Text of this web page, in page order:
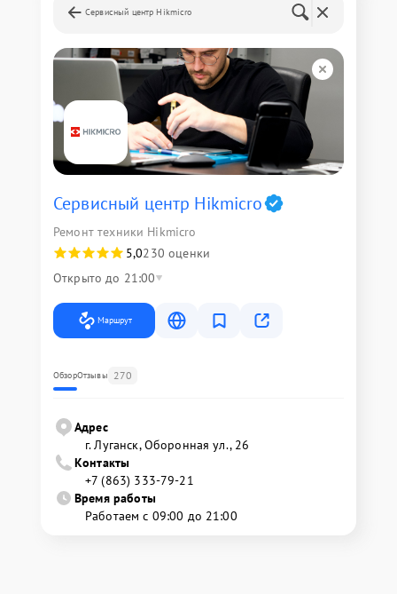
Сервисный центр Hikmicro
Сервисный центр Hikmicro
Ремонт техники Hikmicro
5,0230 оценки
Открыто до 21:00
Маршрут
ОбзорОтзывы 270
Адрес
г. Луганск, Оборонная ул., 26
Контакты
+7 (863) 333-79-21
Время работы
Работаем с 09:00 до 21:00